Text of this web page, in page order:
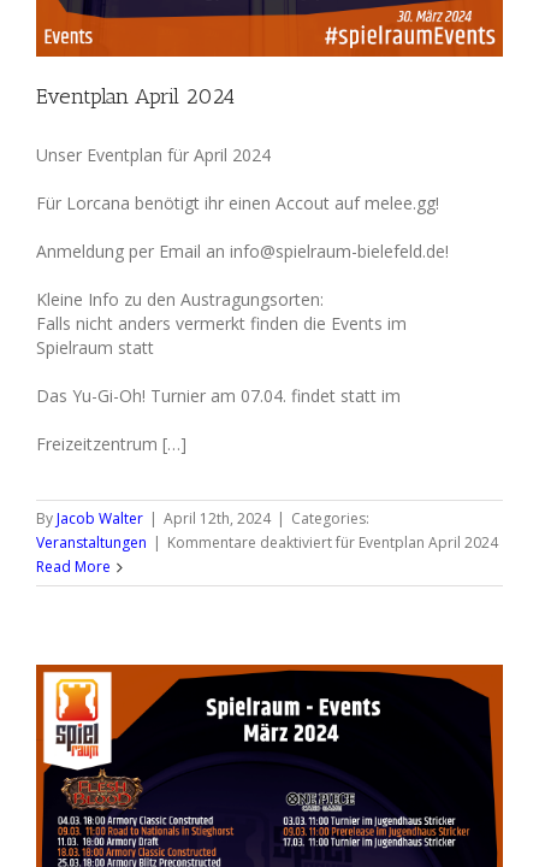
Eventplan April 2024
Unser Eventplan für April 2024
Für Lorcana benötigt ihr einen Accout auf melee.gg!
Anmeldung per Email an info@spielraum-bielefeld.de!
Kleine Info zu den Austragungsorten:
Falls nicht anders vermerkt finden die Events im
Spielraum statt
Das Yu-Gi-Oh! Turnier am 07.04. findet statt im
Freizeitzentrum […]
ByJacob Walter | April 12th, 2024 | Categories:
Veranstaltungen | Kommentare deaktiviertfür Eventplan April 2024
Read More